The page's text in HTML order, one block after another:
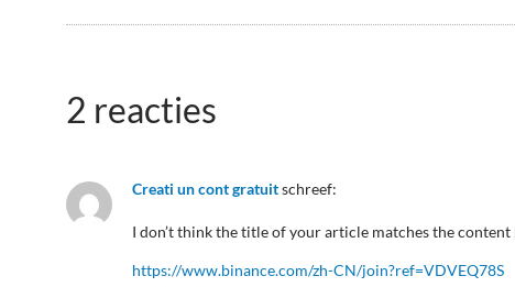
2 reacties
Creati un cont gratuitschreef:
I don’t think the title of your article matches the
https://www.binance.com/zh-CN/join?ref=VDVEQ78S